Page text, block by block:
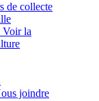
de collecte
Voir la
joindre